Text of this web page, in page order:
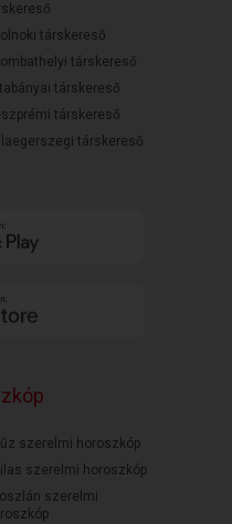
társkereső
társkereső
társkereső
társkereső
társkereső
szerelmi horoszkóp
szerelmi horoszkóp
szerelmi